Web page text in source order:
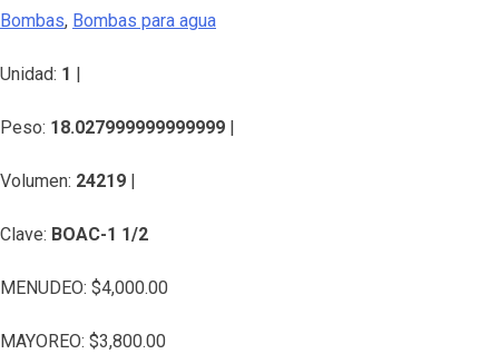
Bombas, Bombas para agua
Unidad: 1 |
Peso: 18.027999999999999 |
Volumen: 24219 |
Clave: BOAC-1 1/2
MENUDEO: $4,000.00
MAYOREO: $3,800.00